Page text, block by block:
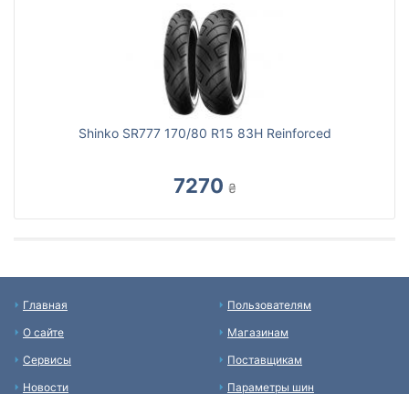
Shinko SR777 170/80 R15 83H Reinforced
7270 ₴
Главная
О сайте
Сервисы
Новости
Пользователям
Магазинам
Поставщикам
Параметры шин